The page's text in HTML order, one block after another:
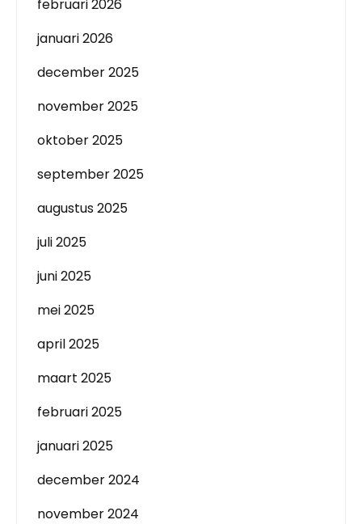
februari 2026
januari 2026
december 2025
november 2025
oktober 2025
september 2025
augustus 2025
juli 2025
juni 2025
mei 2025
april 2025
maart 2025
februari 2025
januari 2025
december 2024
november 2024